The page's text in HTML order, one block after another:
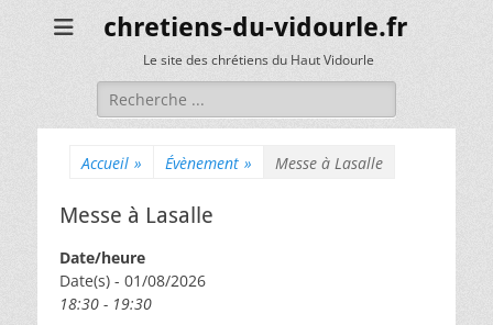
chretiens-du-vidourle.fr
Le site des chrétiens du Haut Vidourle
Rechercher :
Accueil » Évènement » Messe à Lasalle
Messe à Lasalle
Date/heure
Date(s) - 01/08/2026
18:30 - 19:30